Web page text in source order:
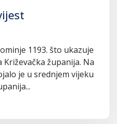
1193. što ukazuje
županija. Na
je u srednjem vijeku